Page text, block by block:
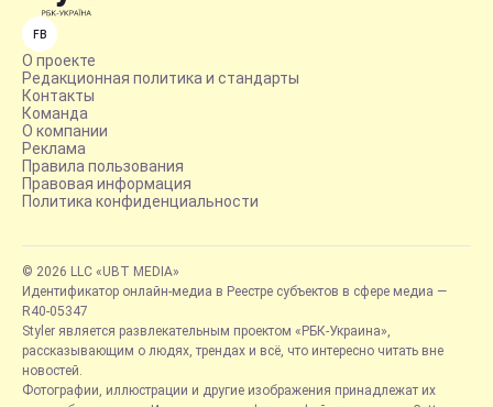
FB
О проекте
Редакционная политика и стандарты
Контакты
Команда
О компании
Реклама
Правила пользования
Правовая информация
Политика конфиденциальности
© 2026 LLC «UBT MEDIA»
Идентификатор онлайн-медиа в Реестре субъектов в сфере медиа —
R40-05347
Styler является развлекательным проектом «РБК-Украина»,
рассказывающим о людях, трендах и всё, что интересно читать вне
новостей.
Фотографии, иллюстрации и другие изображения принадлежат их